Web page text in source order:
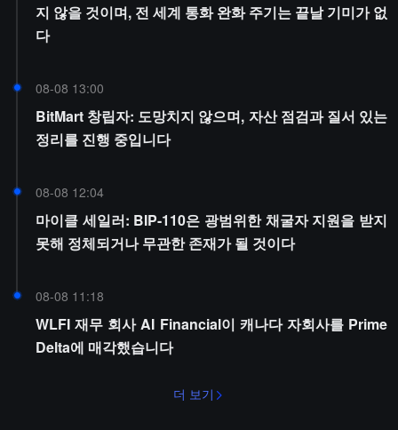
지 않을 것이며, 전 세계 통화 완화 주기는 끝날 기미가 없
다
08-08 13:00
BitMart 창립자: 도망치지 않으며, 자산 점검과 질서 있는
정리를 진행 중입니다
08-08 12:04
마이클 세일러: BIP-110은 광범위한 채굴자 지원을 받지
못해 정체되거나 무관한 존재가 될 것이다
08-08 11:18
WLFI 재무 회사 AI Financial이 캐나다 자회사를 Prime
Delta에 매각했습니다
더 보기